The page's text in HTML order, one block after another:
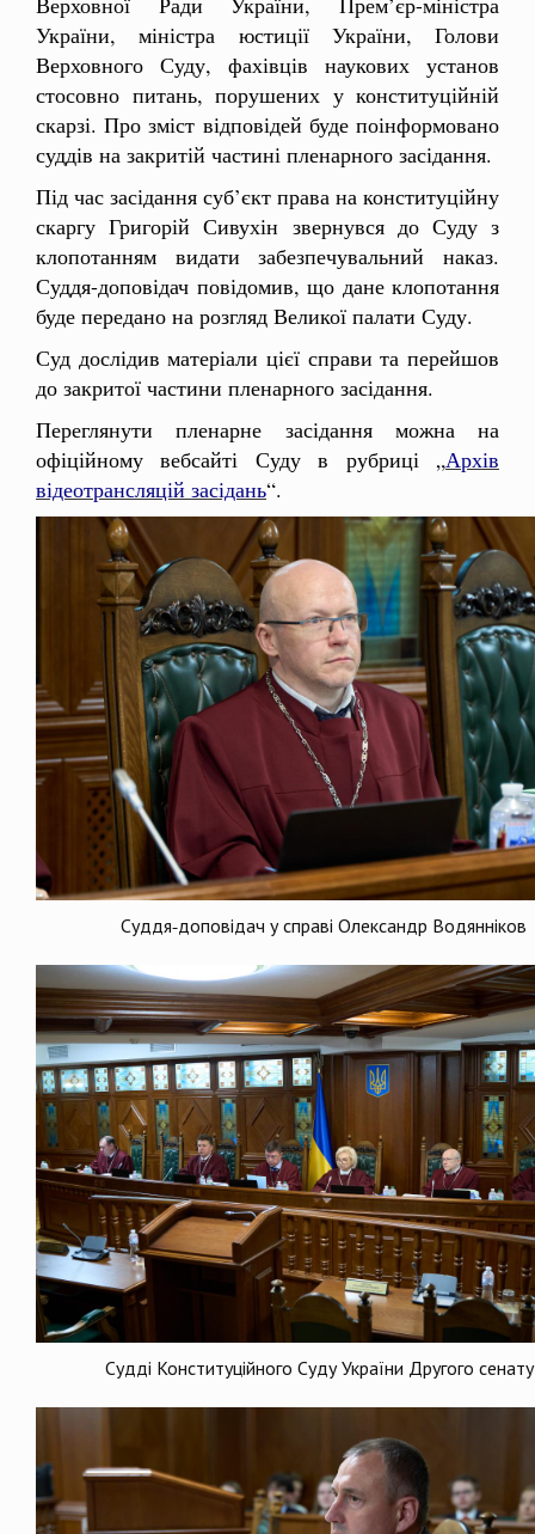
України, міністра юстиції України, Голови
Верховного Суду, фахівців наукових установ
стосовно питань, порушених у конституційній
скарзі. Про зміст відповідей буде поінформовано
суддів на закритій частині пленарного засідання.
Під час засідання суб’єкт права на конституційну
скаргу Григорій Сивухін звернувся до Суду з
клопотанням видати забезпечувальний наказ.
Суддя-доповідач повідомив, що дане клопотання
буде передано на розгляд Великої палати Суду.
Суд дослідив матеріали цієї справи та перейшов
до закритої частини пленарного засідання.
Переглянути пленарне засідання можна на
офіційному вебсайті Суду в рубриці „Архів
відеотрансляцій засідань“.
Суддя-доповідач у справі Олександр Водянніков
Судді Конституційного Суду України Другого сенату